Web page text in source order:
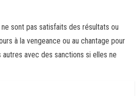
sont pas satisfaits des résultats ou
à la vengeance ou au chantage pour
autres avec des sanctions si elles ne